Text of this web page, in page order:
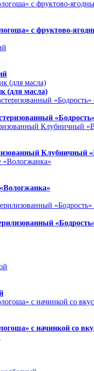
с фруктово-
(для масла)
Клубничный
с начинкой со